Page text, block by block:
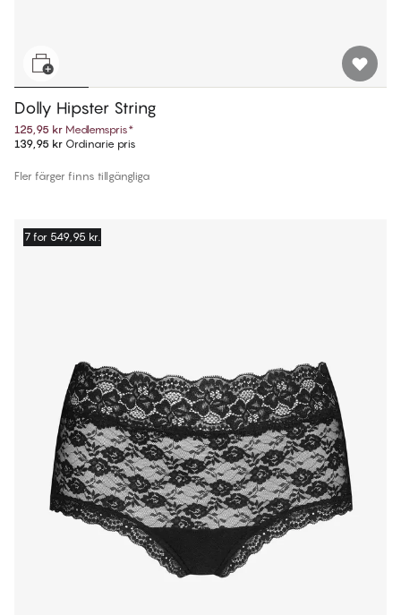
Dolly Hipster String
125,95 kr Medlemspris*
139,95 kr Ordinarie pris
Fler färger finns tillgängliga
7 for 549,95 kr.